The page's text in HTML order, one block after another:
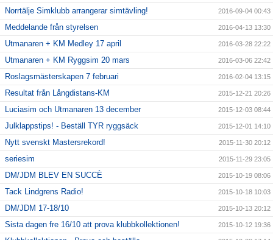
Norrtälje Simklubb arrangerar simtävling! 2016-09-04 00:43
Meddelande från styrelsen 2016-04-13 13:30
Utmanaren + KM Medley 17 april 2016-03-28 22:22
Utmanaren + KM Ryggsim 20 mars 2016-03-06 22:42
Roslagsmästerskapen 7 februari 2016-02-04 13:15
Resultat från Långdistans-KM 2015-12-21 20:26
Luciasim och Utmanaren 13 december 2015-12-03 08:44
Julklappstips! - Beställ TYR ryggsäck 2015-12-01 14:10
Nytt svenskt Mastersrekord! 2015-11-30 20:12
seriesim 2015-11-29 23:05
DM/JDM BLEV EN SUCCÈ 2015-10-19 08:06
Tack Lindgrens Radio! 2015-10-18 10:03
DM/JDM 17-18/10 2015-10-13 20:12
Sista dagen fre 16/10 att prova klubbkollektionen! 2015-10-12 19:36